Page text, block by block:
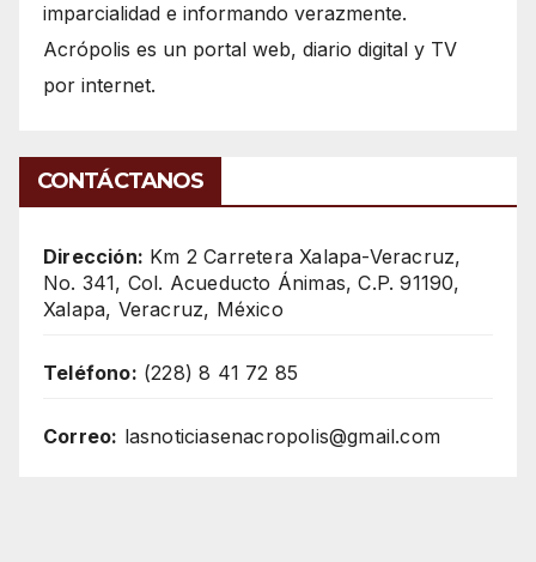
imparcialidad e informando verazmente.
Acrópolis es un portal web, diario digital y TV
por internet.
CONTÁCTANOS
Dirección: Km 2 Carretera Xalapa-Veracruz,
No. 341, Col. Acueducto Ánimas, C.P. 91190,
Xalapa, Veracruz, México
Teléfono: (228) 8 41 72 85
Correo: lasnoticiasenacropolis@gmail.com